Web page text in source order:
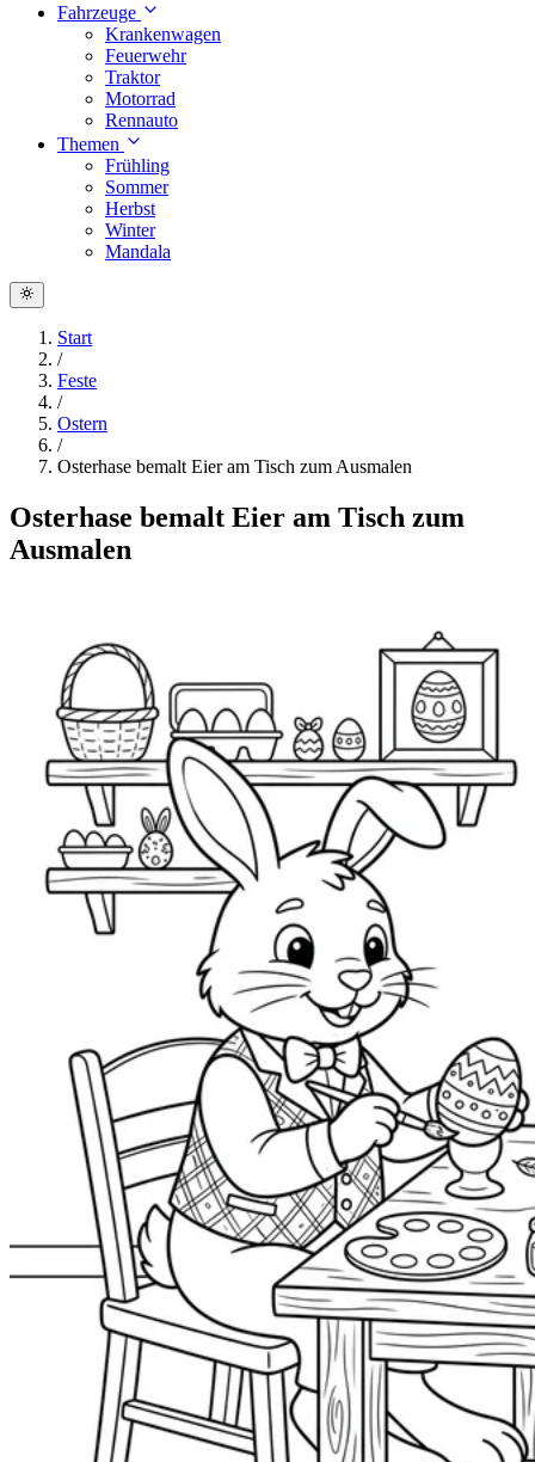
Fahrzeuge
Krankenwagen
Feuerwehr
Traktor
Motorrad
Rennauto
Themen
Frühling
Sommer
Herbst
Winter
Mandala
Start
/
Feste
/
Ostern
/
Osterhase bemalt Eier am Tisch zum Ausmalen
Osterhase bemalt Eier am Tisch zum
Ausmalen